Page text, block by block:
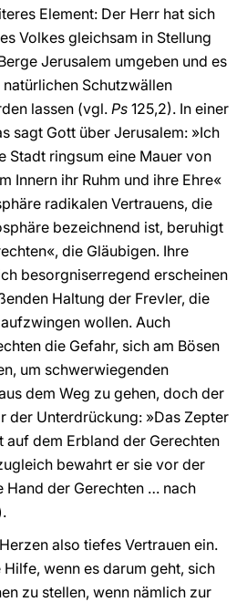
Element: Der Herr hat sich
Volkes gleichsam in Stellung
Jerusalem umgeben und es
Schutzwällen
lassen (vgl. Ps 125,2). In einer
sagt Gott über Jerusalem: »Ich
Stadt ringsum eine Mauer von
Innern ihr Ruhm und ihre Ehre«
radikalen Vertrauens, die
bezeichnend ist, beruhigt
die Gläubigen. Ihre
besorgniserregend erscheinen
Haltung der Frevler, die
wollen. Auch
die Gefahr, sich am Bösen
um schwerwiegenden
dem Weg zu gehen, doch der
der Unterdrückung: »Das Zepter
auf dem Erbland der Gerechten
bewahrt er sie vor der
Hand der Gerechten … nach
also tiefes Vertrauen ein.
wenn es darum geht, sich
zu stellen, wenn nämlich zur